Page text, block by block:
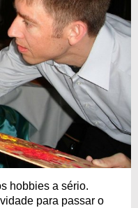
hobbies a sério.
para passar o